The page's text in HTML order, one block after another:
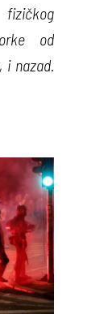
od
nazad.